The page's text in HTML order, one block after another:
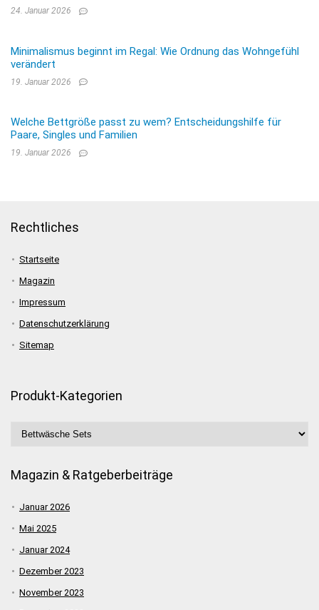
24. Januar 2026
Minimalismus beginnt im Regal: Wie Ordnung das Wohngefühl
verändert
19. Januar 2026
Welche Bettgröße passt zu wem? Entscheidungshilfe für
Paare, Singles und Familien
19. Januar 2026
Rechtliches
Startseite
Magazin
Impressum
Datenschutzerklärung
Sitemap
Produkt-Kategorien
Magazin & Ratgeberbeiträge
Januar 2026
Mai 2025
Januar 2024
Dezember 2023
November 2023